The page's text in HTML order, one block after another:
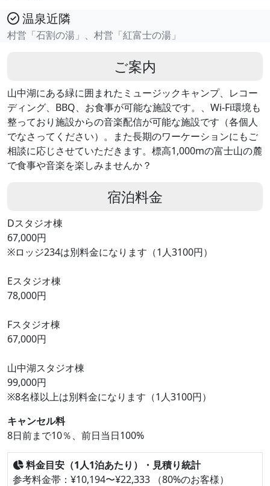
温泉近隣
村営「石割の湯」、村営「紅富士の湯」
ご案内
山中湖にある緑に囲まれたミュージックキャンプ、レコー
ディング、BBQ、お食事が可能な施設です。、Wi-Fi環境も
整っており施設からの音楽配信が可能な施設です（各個人
でなさってください）。また長期のワーケーションにもご
相談に応じさせていただきます。標高1,000mの富士山の麓
で食事や音楽を楽しみませんか？
宿泊料金
Dスタジオ棟
67,000円
※ロッジ234は別料金になります（1人3100円）
Eスタジオ棟
78,000円
Fスタジオ棟
67,000円
山中湖スタジオ棟
99,000円
※8名様以上は別料金になります（1人3100円）
キャンセル料
8日前まで10％、前日当日100%
料金目安（1人1泊あたり）・見積り統計
参考料金帯：¥10,194〜¥22,333 （80%のお客様）